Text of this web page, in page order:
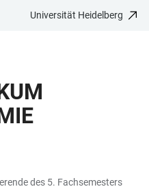
Universität Heidelberg
des 5. Fachsemesters